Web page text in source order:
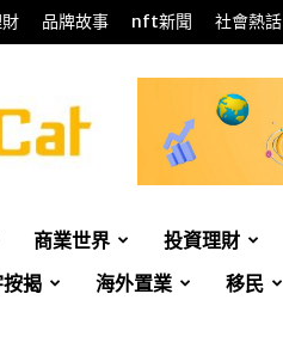
品牌故事 nft新聞 社會熱話
商業世界 投資理財
揭 海外置業 移民